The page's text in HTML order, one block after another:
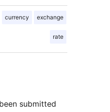
currency exchange
rate
submitted